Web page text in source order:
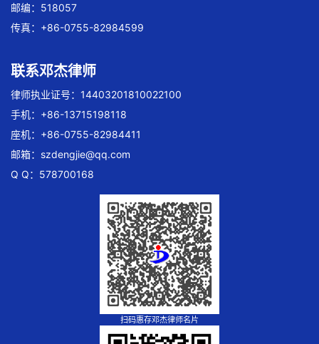
邮编：518057
传真：+86-0755-82984599
联系邓杰律师
律师执业证号：14403201810022100
手机：+86-13715198118
座机：+86-0755-82984411
邮箱： szdengjie@qq.com
Q Q：578700168
扫码惠存邓杰律师名片